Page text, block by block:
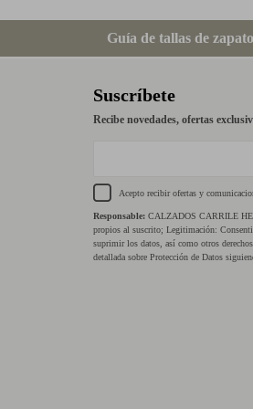
Guía de tallas de
Suscríbete
Recibe novedades, ofertas
Acepto recibir ofertas y
Responsable: CALZADOS CARRILE
propios al suscrito; Legitimación:
suprimir los datos, así como otros
detallada sobre Protección de Datos